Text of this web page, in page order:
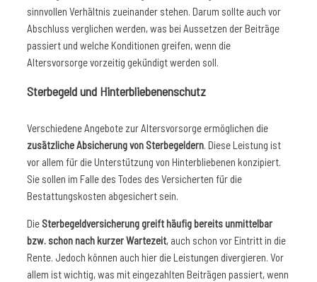
sinnvollen Verhältnis zueinander stehen. Darum sollte auch vor
Abschluss verglichen werden, was bei Aussetzen der Beiträge
passiert und welche Konditionen greifen, wenn die
Altersvorsorge vorzeitig gekündigt werden soll.
Sterbegeld und Hinterbliebenenschutz
Verschiedene Angebote zur Altersvorsorge ermöglichen die
zusätzliche Absicherung von Sterbegeldern. Diese Leistung ist
vor allem für die Unterstützung von Hinterbliebenen konzipiert.
Sie sollen im Falle des Todes des Versicherten für die
Bestattungskosten abgesichert sein.
Die Sterbegeldversicherung greift häufig bereits unmittelbar
bzw. schon nach kurzer Wartezeit, auch schon vor Eintritt in die
Rente. Jedoch können auch hier die Leistungen divergieren. Vor
allem ist wichtig, was mit eingezahlten Beiträgen passiert, wenn